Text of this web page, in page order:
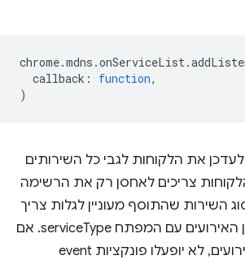
chrome.mdns .onServiceList.
callback : function,
)
את הלקוחות לגבי כל השירותים
הלקוחות צריכים לאחסן רק את הרשימה
השירות שהתוסף מעוניין לגלות צריך
להיות מוגדר כמסנן האירועים עם המפתח serviceType. אם
לא מציינים מסנן אירועים, לא יופעלו פונקציות event